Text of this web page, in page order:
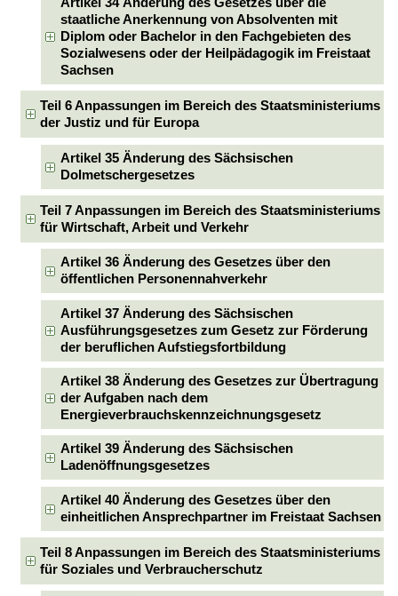
staatliche Anerkennung von Absolventen mit
Diplom oder Bachelor in den Fachgebieten des
Sozialwesens oder der Heilpädagogik im Freistaat
Sachsen
Teil 6 Anpassungen im Bereich des Staatsministeriums
der Justiz und für Europa
Artikel 35 Änderung des Sächsischen
Dolmetschergesetzes
Teil 7 Anpassungen im Bereich des Staatsministeriums
für Wirtschaft, Arbeit und Verkehr
Artikel 36 Änderung des Gesetzes über den
öffentlichen Personennahverkehr
Artikel 37 Änderung des Sächsischen
Ausführungsgesetzes zum Gesetz zur Förderung
der beruflichen Aufstiegsfortbildung
Artikel 38 Änderung des Gesetzes zur Übertragung
der Aufgaben nach dem
Energieverbrauchskennzeichnungsgesetz
Artikel 39 Änderung des Sächsischen
Ladenöffnungsgesetzes
Artikel 40 Änderung des Gesetzes über den
einheitlichen Ansprechpartner im Freistaat Sachsen
Teil 8 Anpassungen im Bereich des Staatsministeriums
für Soziales und Verbraucherschutz